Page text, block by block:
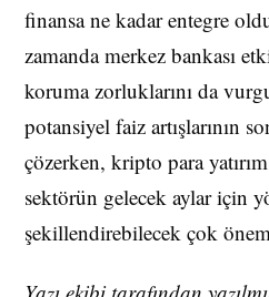
finansa ne kadar entegre
zamanda merkez bankası
koruma zorluklarını da
potansiyel faiz artışlarının
çözerken, kripto para yatırım
sektörün gelecek aylar için
şekillendirebilecek çok